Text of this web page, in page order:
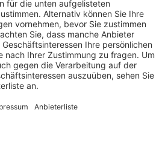
auf die Asiatische Tigermücke
bitte eine Meldung mit Ihrem
sowie dem genauen
an:
erft-kreis.de
Informationen steht das
zur Verfügung.